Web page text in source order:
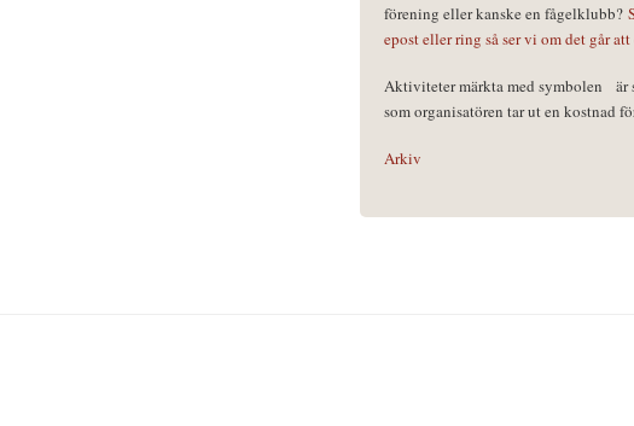
förening eller kanske en fågelklubb?
epost eller ring så ser vi om det går
Aktiviteter märkta med symbolen
är
som organisatören tar ut en kostnad
Arkiv